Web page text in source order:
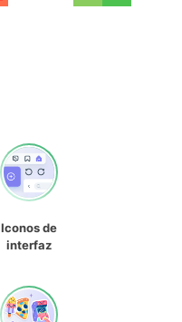
Iconos de
interfaz